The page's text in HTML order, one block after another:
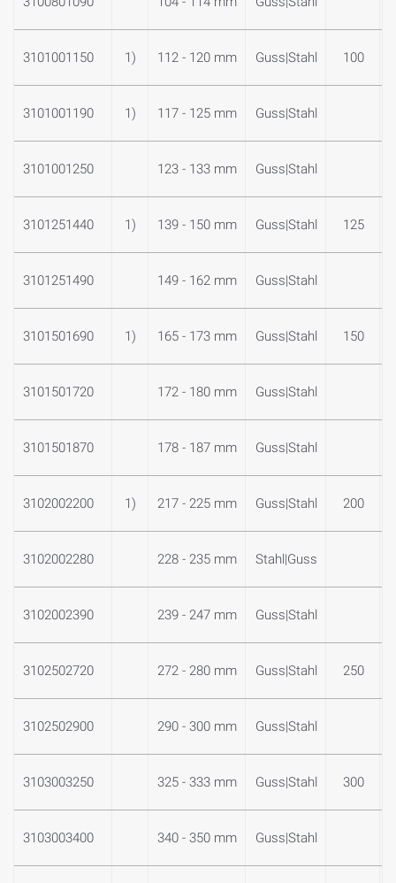
3101001150 1) 112 - 120 mm Guss|Stahl 100
3101001190 1) 117 - 125 mm Guss|Stahl
3101001250 123 - 133 mm Guss|Stahl
3101251440 1) 139 - 150 mm Guss|Stahl 125
3101251490 149 - 162 mm Guss|Stahl
3101501690 1) 165 - 173 mm Guss|Stahl 150
3101501720 172 - 180 mm Guss|Stahl
3101501870 178 - 187 mm Guss|Stahl
3102002200 1) 217 - 225 mm Guss|Stahl 200
3102002280 228 - 235 mm Stahl|Guss
3102002390 239 - 247 mm Guss|Stahl
3102502720 272 - 280 mm Guss|Stahl 250
3102502900 290 - 300 mm Guss|Stahl
3103003250 325 - 333 mm Guss|Stahl 300
3103003400 340 - 350 mm Guss|Stahl